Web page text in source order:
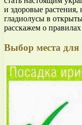
и здоровые растения,
гладиолусы в
расскажем о
Выбор места для